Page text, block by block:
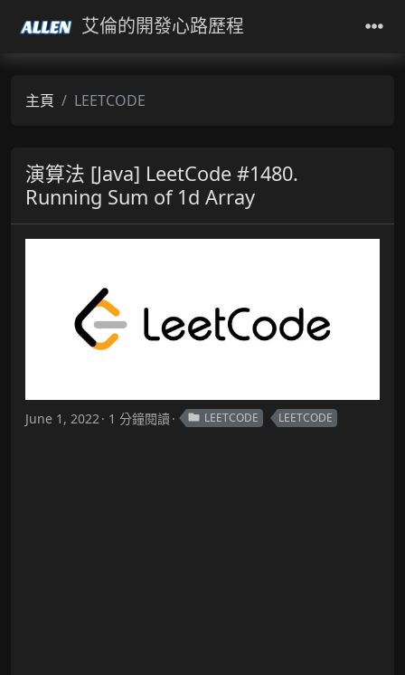
艾倫的開發心路歷程
主頁 LEETCODE
演算法 [Java] LeetCode #1480.
Running Sum of 1d Array
June 1, 2022 1 分鐘閱讀 LEETCODE LEETCODE